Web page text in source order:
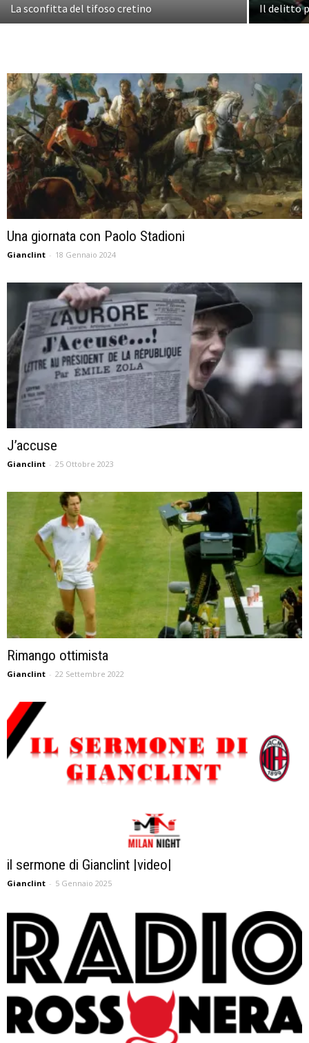
La sconfitta del tifoso cretino Il delitto
Una giornata con Paolo Stadioni
Gianclint - 18 Gennaio 2024
J’accuse
Gianclint - 25 Ottobre 2023
Rimango ottimista
Gianclint - 22 Settembre 2022
il sermone di Gianclint |video|
Gianclint - 5 Gennaio 2025